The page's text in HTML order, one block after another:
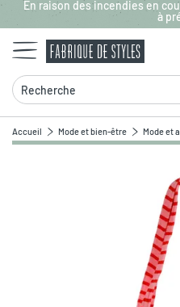
Aller au contenu principal
En raison des incendies en
à
Recherche
Accueil Mode et bien-être Mode et